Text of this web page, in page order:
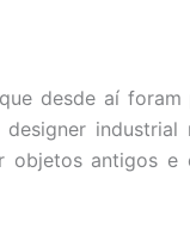
desde aí
industrial
antigos e